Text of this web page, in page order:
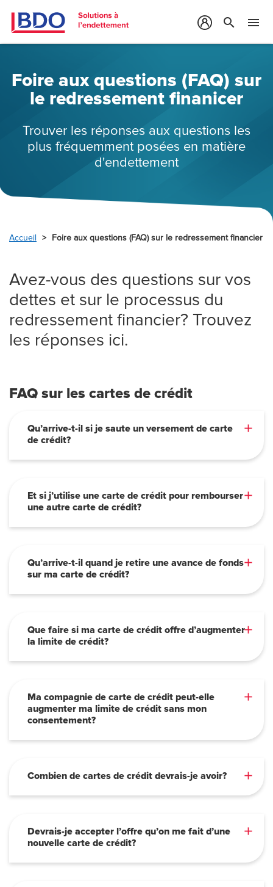
search menu
Foire aux questions (FAQ) sur
le redressement finanicer
Trouver les réponses aux questions les
plus fréquemment posées en matière
d'endettement
Accueil Foire aux questions (FAQ) sur le redressement financier
Avez-vous des questions sur vos
dettes et sur le processus du
redressement financier? Trouvez
les réponses ici.
FAQ sur les cartes de crédit
Qu’arrive-t-il si je saute un versement de carte
de crédit?
Et si j’utilise une carte de crédit pour rembourser
une autre carte de crédit?
Qu’arrive-t-il quand je retire une avance de fonds
sur ma carte de crédit?
Que faire si ma carte de crédit offre d’augmenter
la limite de crédit?
Ma compagnie de carte de crédit peut-elle
augmenter ma limite de crédit sans mon
consentement?
Combien de cartes de crédit devrais-je avoir?
Devrais-je accepter l’offre qu’on me fait d’une
nouvelle carte de crédit?